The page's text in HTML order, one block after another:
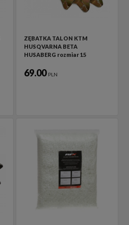
ZĘBATKA TALON KTM
HUSQVARNA BETA
HUSABERG rozmiar 15
69.00 PLN